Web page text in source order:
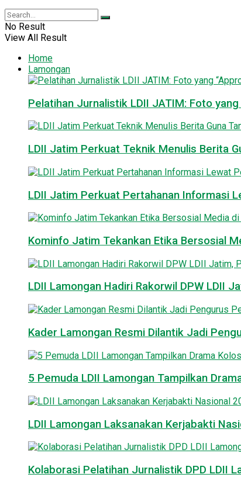
No Result
View All Result
Home
Lamongan
Pelatihan Jurnalistik LDII JATIM: Foto
LDII Jatim Perkuat Teknik Menulis Berita
LDII Jatim Perkuat Pertahanan Informasi
Kominfo Jatim Tekankan Etika Bersosial
LDII Lamongan Hadiri Rakorwil DPW LDII
Kader Lamongan Resmi Dilantik Jadi
5 Pemuda LDII Lamongan Tampilkan
LDII Lamongan Laksanakan Kerjabakti
Kolaborasi Pelatihan Jurnalistik DPD LDII